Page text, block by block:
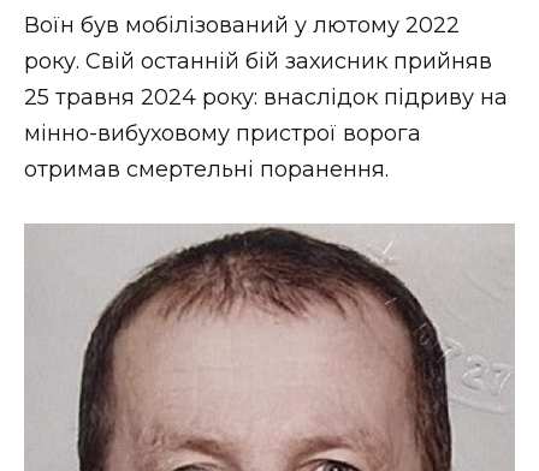
ЗАКАРПАТСЬКІ НОВИНИ
НОВИНИ ЗАХІДНОЇ УКРАЇНИ
ВІДЕО
Воїн був мобілізований у лютому 2022
року. Свій останній бій захисник прийняв
25 травня 2024 року: внаслідок підриву на
мінно-вибуховому пристрої ворога
отримав смертельні поранення.